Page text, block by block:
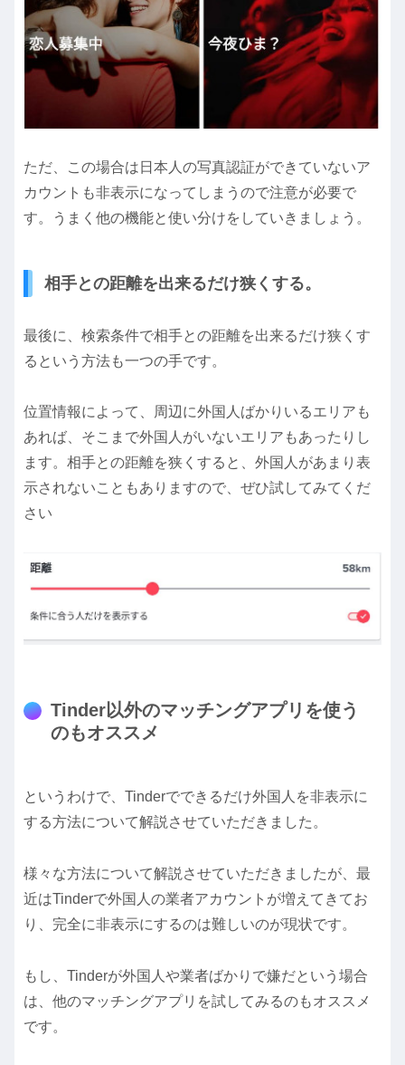
ただ、この場合は日本人の写真認証ができていないア
カウントも非表示になってしまうので注意が必要で
す。うまく他の機能と使い分けをしていきましょう。
相手との距離を出来るだけ狭くする。
最後に、検索条件で相手との距離を出来るだけ狭くす
るという方法も一つの手です。
位置情報によって、周辺に外国人ばかりいるエリアも
あれば、そこまで外国人がいないエリアもあったりし
ます。相手との距離を狭くすると、外国人があまり表
示されないこともありますので、ぜひ試してみてくだ
さい
Tinder以外のマッチングアプリを使う
のもオススメ
というわけで、Tinderでできるだけ外国人を非表示に
する方法について解説させていただきました。
様々な方法について解説させていただきましたが、最
近はTinderで外国人の業者アカウントが増えてきてお
り、完全に非表示にするのは難しいのが現状です。
もし、Tinderが外国人や業者ばかりで嫌だという場合
は、他のマッチングアプリを試してみるのもオススメ
です。